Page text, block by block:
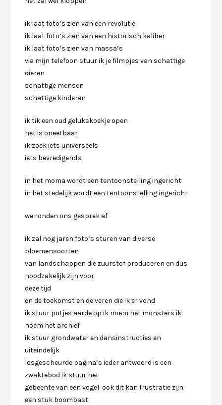
ik laat foto’s zien van een revolutie
ik laat foto’s zien van een historisch kaliber
ik laat foto’s zien van massa’s
via mijn telefoon stuur ik je filmpjes van schattige
dieren
schattige mensen
schattige kinderen
ik tik een oud gelukskoekje open
het is oneetbaar
ik zoek iets universeels
iets bevredigends
in het moma wordt een tentoonstelling ingericht
in het stedelijk wordt een tentoonstelling ingericht
we ronden ons gesprek af
ik zal nog jaren foto’s sturen van diverse
bloemensoorten
van landschappen die zuurstof produceren en dus
noodzakelijk zijn voor
deze tijd
en de toekomst en de veren die ik er vond
ik stuur potjes aarde op ik noem het monsters ik
noem het archief
ik stuur grondwater en dansinstructies en
uiteindelijk
losgescheurde pagina’s ieder antwoord is een
zwaktebod ik stuur het
gebeente van een vogel ook dit kan frustratie zijn
een stuk boombast